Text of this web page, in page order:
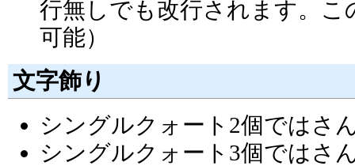
行無しでも改行されます。こ
可能）
文字飾り
シングルクォート2個ではさ
シングルクォート3個ではさ